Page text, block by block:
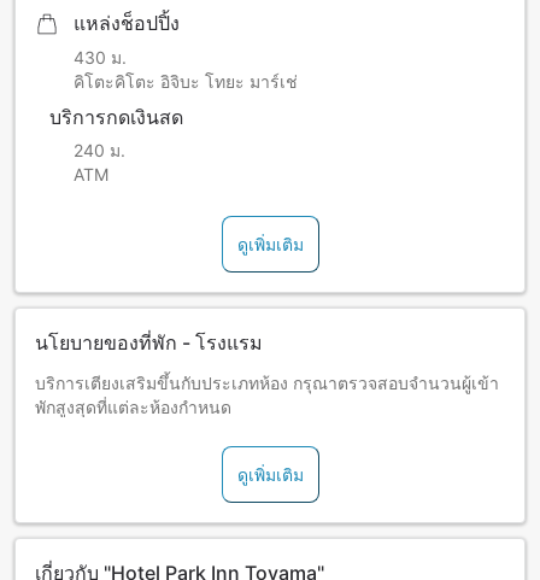
แหล่งช็อปปิ้ง
430 ม.
คิโตะคิโตะ อิจิบะ โทยะ มาร์เช่
บริการกดเงินสด
240 ม.
ATM
ดูเพิ่มเติม
นโยบายของที่พัก - โรงแรม
บริการเตียงเสริมขึ้นกับประเภทห้อง กรุณาตรวจสอบจำนวนผู้เข้า
พักสูงสุดที่แต่ละห้องกำหนด
ดูเพิ่มเติม
เกี่ยวกับ "Hotel Park Inn Toyama"